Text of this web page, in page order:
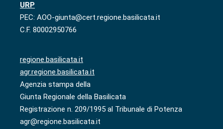
URP
PEC: AOO-giunta@cert.regione.basilicata.it
C.F. 80002950766
regione.basilicata.it
agr.regione.basilicata.it
Agenzia stampa della
Giunta Regionale della Basilicata
Registrazione n. 209/1995 al Tribunale di Potenza
agr@regione.basilicata.it